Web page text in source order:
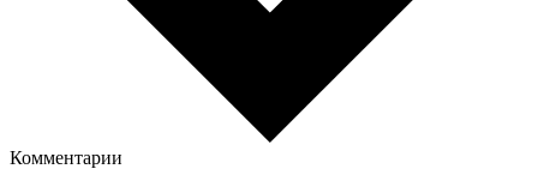
Комментарии